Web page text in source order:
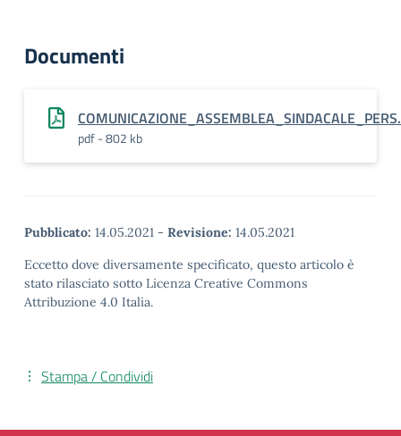
Documenti
pdf - 802 kb
Pubblicato: 14.05.2021 - Revisione: 14.05.2021
Eccetto dove diversamente specificato, questo articolo è
stato rilasciato sotto Licenza Creative Commons
Attribuzione 4.0 Italia.
Stampa / Condividi